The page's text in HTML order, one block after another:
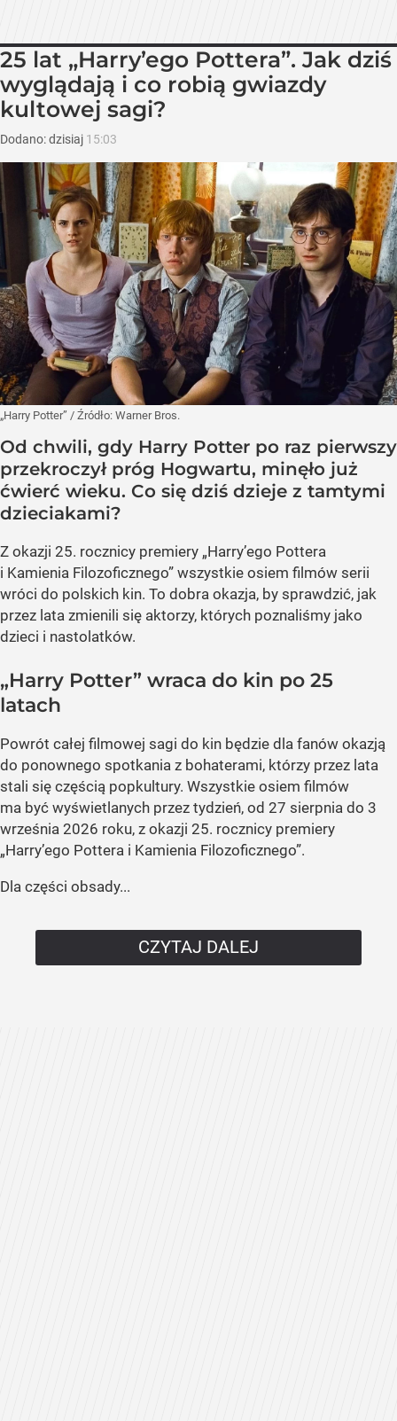
25 lat „Harry’ego Pottera”. Jak dziś
wyglądają i co robią gwiazdy
kultowej sagi?
Dodano:dzisiaj 15:03
„Harry Potter” / Źródło: Warner Bros.
Od chwili, gdy Harry Potter po raz pierwszy
przekroczył próg Hogwartu, minęło już
ćwierć wieku. Co się dziś dzieje z tamtymi
dzieciakami?
Z okazji 25. rocznicy premiery „Harry’ego Pottera
i Kamienia Filozoficznego” wszystkie osiem filmów serii
wróci do polskich kin. To dobra okazja, by sprawdzić, jak
przez lata zmienili się aktorzy, których poznaliśmy jako
dzieci i nastolatków.
„Harry Potter” wraca do kin po 25
latach
Powrót całej filmowej sagi do kin będzie dla fanów okazją
do ponownego spotkania z bohaterami, którzy przez lata
stali się częścią popkultury. Wszystkie osiem filmów
ma być wyświetlanych przez tydzień, od 27 sierpnia do 3
września 2026 roku, z okazji 25. rocznicy premiery
„Harry’ego Pottera i Kamienia Filozoficznego”.
Dla części obsady...
CZYTAJ DALEJ